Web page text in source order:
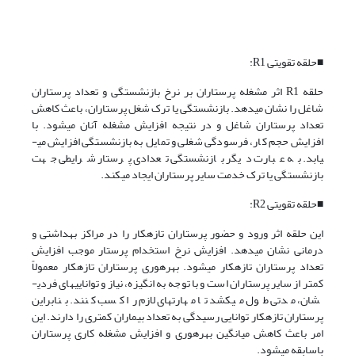
■حلقه تقویتی R1:
حلقه R1 اثر مشغله پرستاران بر نرخ بازنشستگی و تعداد پرستاران
شاغل را نشان می­دهد. بازنشستگی یا ترک شغل پرستاران، باعث کاهش
تعداد پرستاران شاغل و در نتیجه افزایش مشغله آنان می­شود. با
افزایش حجم کار، فرسودگی شغلی و تمایل به بازنشستگی افزایش می­
یابد. به عبارت دیگر بازنشستگی تعدادی پرستار شرایطی جهت
بازنشستگی یا ترک خدمت سایر پرستاران ایجاد می­کند.
■حلقه تقویتی R2:
این حلقه اثر ورود و حضور پرستاران تازه­کار را در مراکز بهداشتی و
درمانی نشان می­دهد. افزایش نرخ استخدام پرستار موجب افزایش
تعداد پرستاران تازه­کار می­شود. بهره­وری پرستاران تازه­کار معمولاً
کمتر از سایر پرستاران است و با توجه به انگیزه، نیاز و توانایی­های فردی­
شان، مدتی طول می­کشد تا مهارت­های لازم را کسب کنند. بنابراین
پرستاران تازه­کار توانایی رسیدگی به تعداد بیماران کمتری را دارند. این
امر باعث کاهش میانگین بهره­وری و افزایش مشغله کاری پرستاران
باسابقه می­شود.